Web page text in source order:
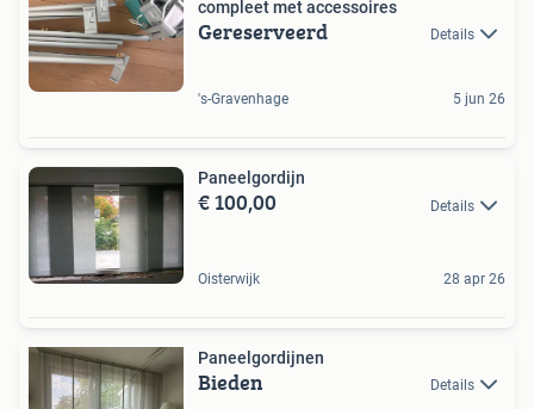
compleet met accessoires
Gereserveerd Details
's-Gravenhage 5 jun 26
Paneelgordijn
€ 100,00 Details
Oisterwijk 28 apr 26
Paneelgordijnen
Bieden Details